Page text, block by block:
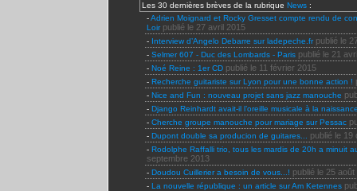
Les 30 dernières brèves de la rubrique News :
-Adrien Moignard et Rocky Gresset compte rendu de
Loir publié le 27 avril 2015
- Interview d’Angelo Debarre sur ladepeche.fr publié le
- Selmer 607 - Duc des Lombards - Paris publié le 21
- Noé Reine : 1er CD publié le 11 février 2015
- Recherche guitariste sur Lyon pour une bonne action !
- Nice and Fun : nouveau projet sans jazz manouche
- Django Reinhardt avait-il l’oreille musicale à la
- Cherche groupe manouche pour mariage sur Pessac
- Dupont double sa producion de guitares... publié le 19
- Rodolphe Raffalli trio, tous les mardis de 20h a minuit
septembre 2013
- Doudou Cuillerier a besoin de vous...! publié le 25 août
- La nouvelle république : un article sur Am Ketennes